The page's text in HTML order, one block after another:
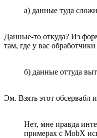
а) данные туда
Данные-то откуда? Из
там, где у вас
б) данные оттуда
Эм. Взять этот обсервабл
Нет, мне правда
примерах с MobX